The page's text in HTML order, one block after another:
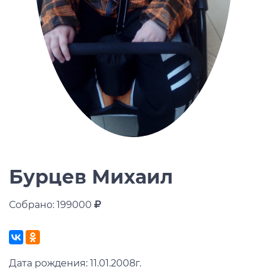
Бурцев Михаил
Собрано: 199000
Дата рождения: 11.01.2008г.